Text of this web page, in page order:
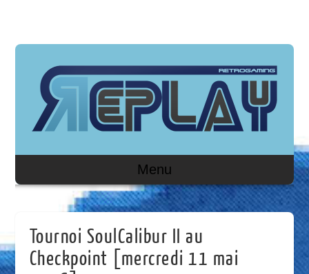
Menu
Tournoi SoulCalibur II au
Checkpoint [mercredi 11 mai